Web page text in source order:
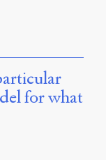
for what